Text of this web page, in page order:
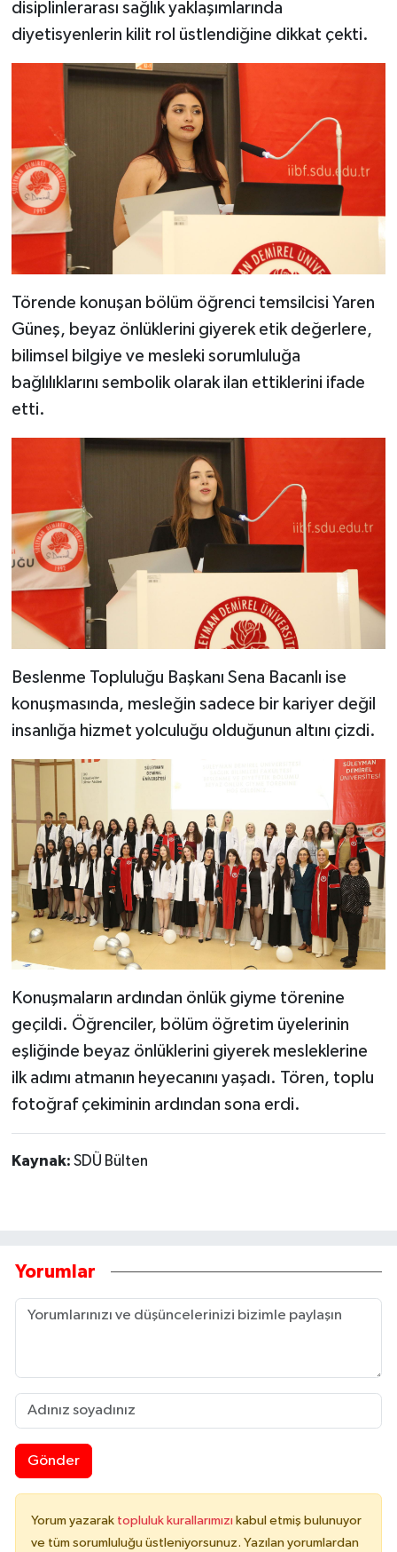
disiplinlerarası sağlık yaklaşımlarında
diyetisyenlerin kilit rol üstlendiğine dikkat çekti.
Törende konuşan bölüm öğrenci temsilcisi Yaren
Güneş, beyaz önlüklerini giyerek etik değerlere,
bilimsel bilgiye ve mesleki sorumluluğa
bağlılıklarını sembolik olarak ilan ettiklerini ifade
etti.
Beslenme Topluluğu Başkanı Sena Bacanlı ise
konuşmasında, mesleğin sadece bir kariyer değil
insanlığa hizmet yolculuğu olduğunun altını çizdi.
Konuşmaların ardından önlük giyme törenine
geçildi. Öğrenciler, bölüm öğretim üyelerinin
eşliğinde beyaz önlüklerini giyerek mesleklerine
ilk adımı atmanın heyecanını yaşadı. Tören, toplu
fotoğraf çekiminin ardından sona erdi.
Kaynak: SDÜ Bülten
Yorumlar
Gönder
Yorum yazarak topluluk kurallarımızı kabul etmiş bulunuyor
ve tüm sorumluluğu üstleniyorsunuz. Yazılan yorumlardan